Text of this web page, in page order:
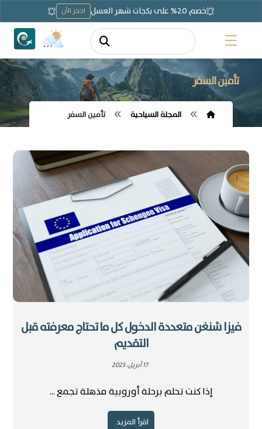
خصم 20% على بكجات شهر العسل احجز الآن
تأمين السفر
المجلة السياحية تأمين السفر
فيزا شنغن متعددة الدخول كل ما تحتاج معرفته قبل
التقديم
17 أبريل، 2025
إذا كنت تحلم برحلة أوروبية مذهلة تجمع ...
اقرأ المزيد